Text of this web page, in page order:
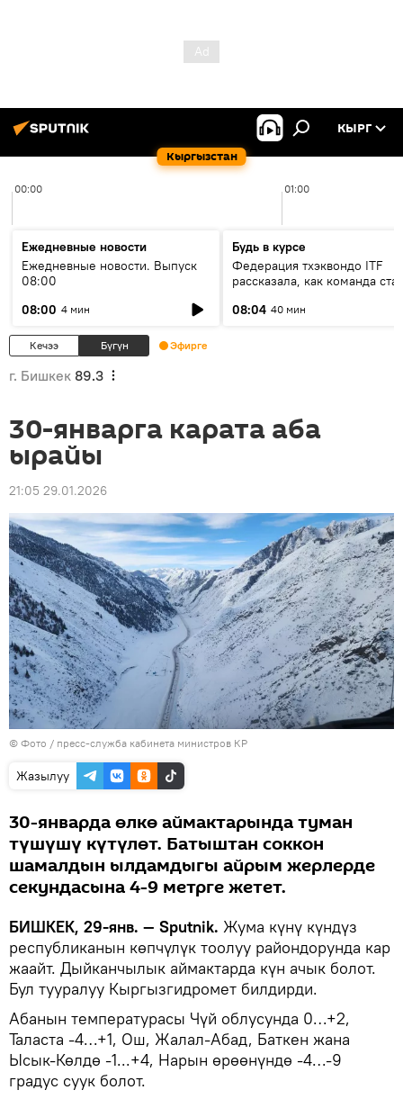
Кыргызстан
КЫРГ
00:00 01:00
Ежедневные новости
Ежедневные новости. Выпуск
08:00
08:00 4 мин
Будь в курсе
Федерация тхэквондо ITF
рассказала, как команда
08:04 40 мин
Кечээ Бүгүн Эфирге
г. Бишкек 89.3
30-январга карата аба
ырайы
21:05 29.01.2026
© Фото / пресс-служба кабинета министров КР
Жазылуу
30-январда өлкө аймактарында туман
түшүшү күтүлөт. Батыштан соккон
шамалдын ылдамдыгы айрым жерлерде
секундасына 4-9 метрге жетет.
БИШКЕК, 29-янв. — Sputnik. Жума күнү күндүз
республиканын көпчүлүк тоолуу райондорунда кар
жаайт. Дыйканчылык аймактарда күн ачык болот.
Бул тууралуу Кыргызгидромет билдирди.
Абанын температурасы Чүй облусунда 0…+2,
Таласта -4…+1, Ош, Жалал-Абад, Баткен жана
Ысык-Көлдө -1...+4, Нарын өрөөнүндө -4…-9
градус суук болот.